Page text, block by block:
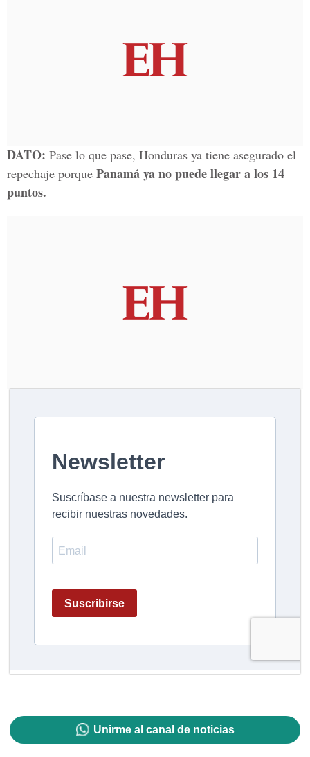
DATO: Pase lo que pase, Honduras ya tiene asegurado el
repechaje porque Panamá ya no puede llegar a los 14
puntos.
Unirme al canal de noticias